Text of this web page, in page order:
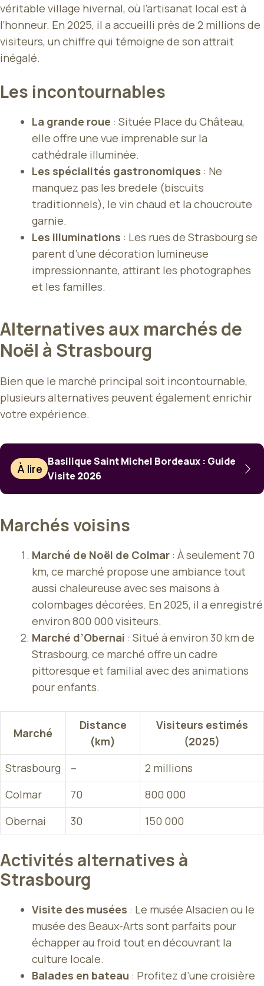
véritable village hivernal, où l’artisanat local est à
l’honneur. En 2025, il a accueilli près de 2 millions de
visiteurs, un chiffre qui témoigne de son attrait
inégalé.
Les incontournables
La grande roue : Située Place du Château,
elle offre une vue imprenable sur la
cathédrale illuminée.
Les spécialités gastronomiques : Ne
manquez pas les bredele (biscuits
traditionnels), le vin chaud et la choucroute
garnie.
Les illuminations : Les rues de Strasbourg se
parent d’une décoration lumineuse
impressionnante, attirant les photographes
et les familles.
Alternatives aux marchés de
Noël à Strasbourg
Bien que le marché principal soit incontournable,
plusieurs alternatives peuvent également enrichir
votre expérience.
À lire
Basilique Saint Michel Bordeaux : Guide
Visite 2026
Marchés voisins
Marché de Noël de Colmar : À seulement 70
km, ce marché propose une ambiance tout
aussi chaleureuse avec ses maisons à
colombages décorées. En 2025, il a enregistré
environ 800 000 visiteurs.
Marché d’Obernai : Situé à environ 30 km de
Strasbourg, ce marché offre un cadre
pittoresque et familial avec des animations
pour enfants.
Marché
Distance
(km)
Visiteurs estimés
(2025)
Strasbourg
–
2 millions
Colmar
70
800 000
Obernai
30 150 000
Activités alternatives à
Strasbourg
Visite des musées : Le musée Alsacien ou le
musée des Beaux-Arts sont parfaits pour
échapper au froid tout en découvrant la
culture locale.
Balades en bateau : Profitez d’une croisière